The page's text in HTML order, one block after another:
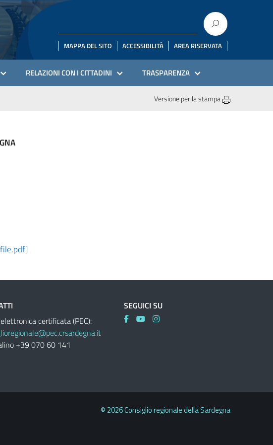
MAPPA DEL SITO ACCESSIBILITÀ AREA RISERVATA
RELAZIONI CON I CITTADINI TRASPARENZA
Versione per la stampa
certificata (PEC):
+39 070 60 141
SEGUICI SU
© 2026 Consiglio regionale della Sardegna